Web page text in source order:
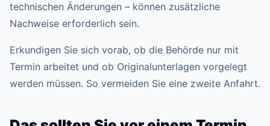
technischen Änderungen – können zusätzliche
Nachweise erforderlich sein.
Erkundigen Sie sich vorab, ob die Behörde nur mit
Termin arbeitet und ob Originalunterlagen vorgelegt
werden müssen. So vermeiden Sie eine zweite Anfahrt.